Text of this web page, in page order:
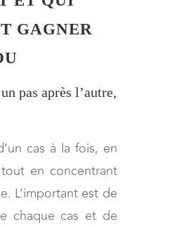
GAGNER
pas après l’autre,
cas à la fois, en
en concentrant
L’important est de
chaque cas et de